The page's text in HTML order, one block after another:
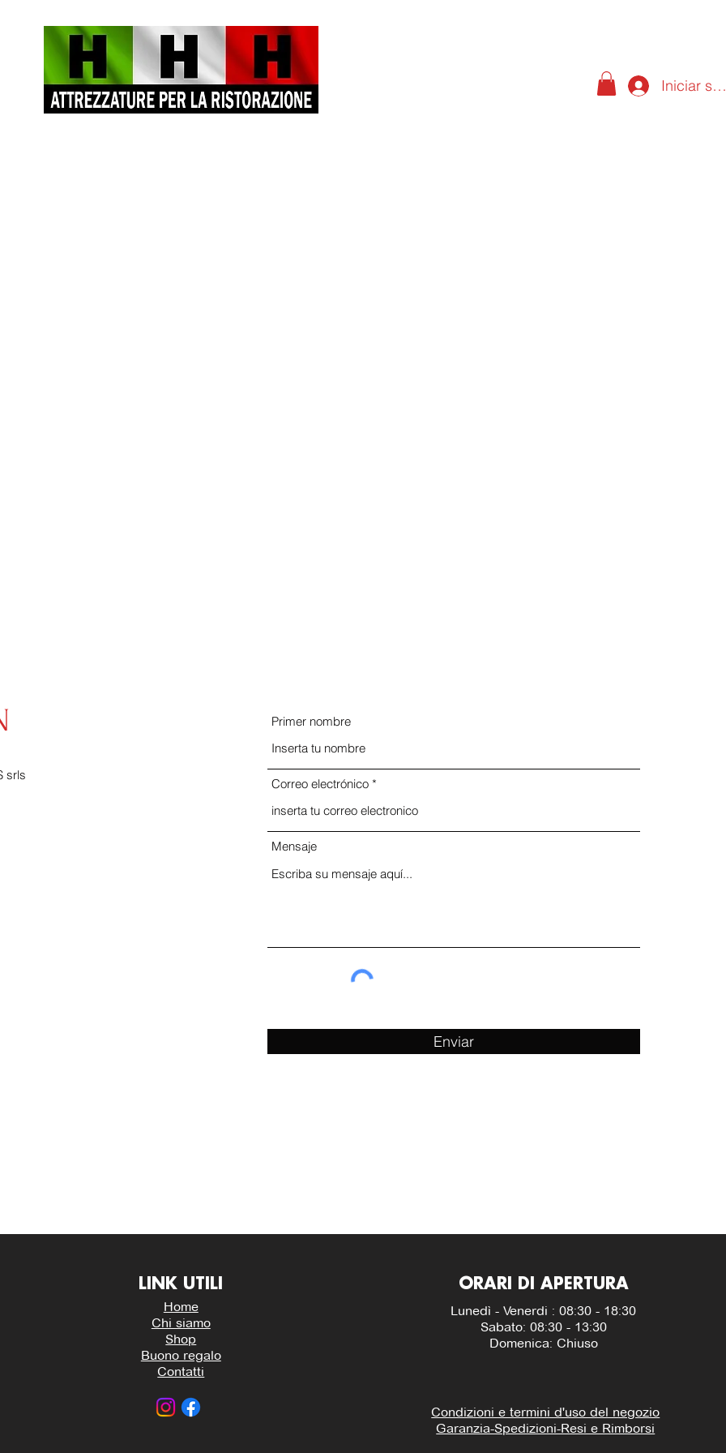
Iniciar
srls
Primer nombre
Correo electrónico
Mensaje
Enviar
LINK UTILI
Home
Chi siamo
Shop
Buono regalo
Contatti
ORARI DI APERTURA
Lunedì - Venerdi : 08:30 - 18:30
Sabato: 08:30 - 13:30
Domenica: Chiuso
Condizioni e termini d'uso del negozio
Garanzia-Spedizioni-Resi e Rimborsi